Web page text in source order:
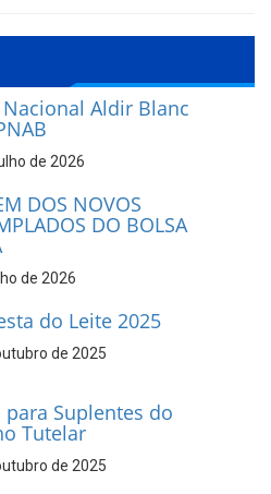
Aldir Blanc
de 2026
DOS NOVOS
DO BOLSA
de 2026
do Leite 2025
de 2025
para Suplentes do
Tutelar
de 2025